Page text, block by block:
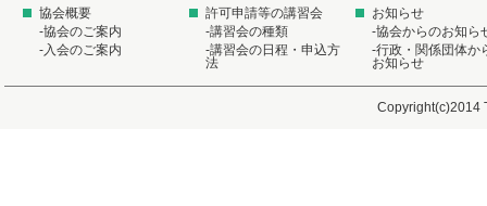
協会概要
-協会のご案内
-入会のご案内
許可申請等の講習会
-講習会の種類
-講習会の日程・申込方
法
お知らせ
-協会からのお知ら
-行政・関係団体か
お知らせ
Copyright(c)2014